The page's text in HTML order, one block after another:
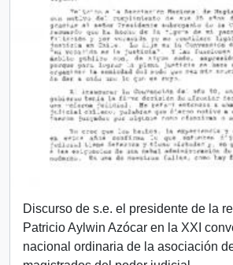
Discurso de s.e. el presidente de la
Patricio Aylwin Azócar en la XXI
nacional ordinaria de la asociación